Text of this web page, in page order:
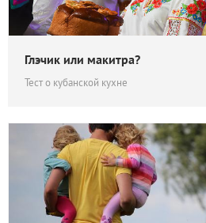
Глэчик или макитра?
Тест о кубанской кухне